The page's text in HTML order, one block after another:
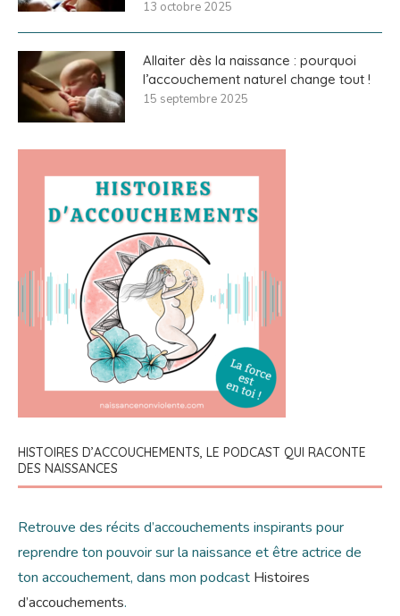
13 octobre 2025
Allaiter dès la naissance : pourquoi
l’accouchement naturel change tout !
15 septembre 2025
HISTOIRES D’ACCOUCHEMENTS, LE PODCAST QUI RACONTE
DES NAISSANCES
Retrouve des récits d’accouchements inspirants pour
reprendre ton pouvoir sur la naissance et être actrice de
ton accouchement, dans mon podcast Histoires
d’accouchements.